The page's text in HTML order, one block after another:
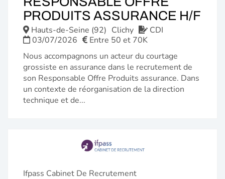
PRODUITS ASSURANCE H/F
Hauts-de-Seine (92) Clichy
CDI
03/07/2026
Entre 50 et 70K
Nous accompagnons un acteur du courtage
grossiste en assurance dans le recrutement de
son Responsable Offre Produits assurance. Dans
un contexte de réorganisation de la direction
technique et de...
Ifpass Cabinet De Recrutement